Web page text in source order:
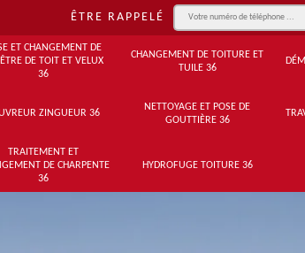
ÊTRE RAPPELÉ
ET CHANGEMENT DE
DE TOIT ET VELUX
36
CHANGEMENT DE TOITURE ET
TUILE 36
ZINGUEUR 36
NETTOYAGE ET POSE DE
GOUTTIÈRE 36
TRAITEMENT ET
DE CHARPENTE
36
HYDROFUGE TOITURE 36